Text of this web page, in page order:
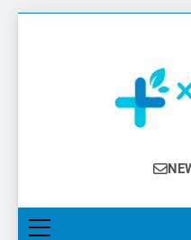
Noticias